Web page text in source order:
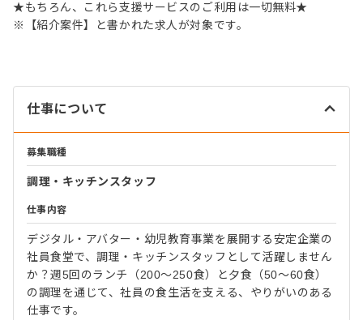
★もちろん、これら支援サービスのご利用は一切無料★
※【紹介案件】と書かれた求人が対象です。
仕事について
募集職種
調理・キッチンスタッフ
仕事内容
デジタル・アバター・幼児教育事業を展開する安定企業の
社員食堂で、調理・キッチンスタッフとして活躍しません
か？週5回のランチ（200～250食）と夕食（50～60食）
の調理を通じて、社員の食生活を支える、やりがいのある
仕事です。